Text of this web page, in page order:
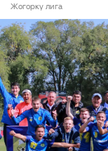
Жогорку лига